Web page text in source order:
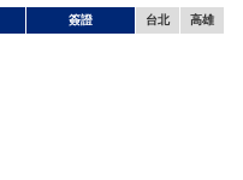
簽證 台北 高雄